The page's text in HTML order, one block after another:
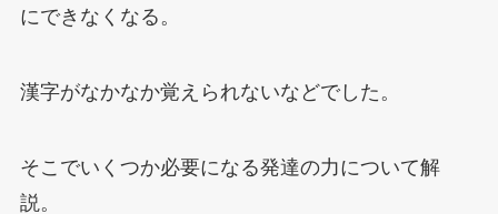
にできなくなる。
漢字がなかなか覚えられないなどでした。
そこでいくつか必要になる発達の力について解
説。